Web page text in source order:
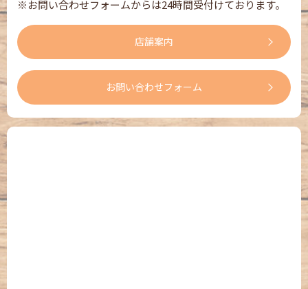
※お問い合わせフォームからは24時間受付けております。
店舗案内
お問い合わせフォーム